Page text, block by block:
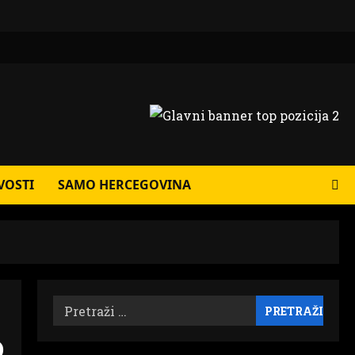
SAMO HERCEGOVINA
Pretraži: